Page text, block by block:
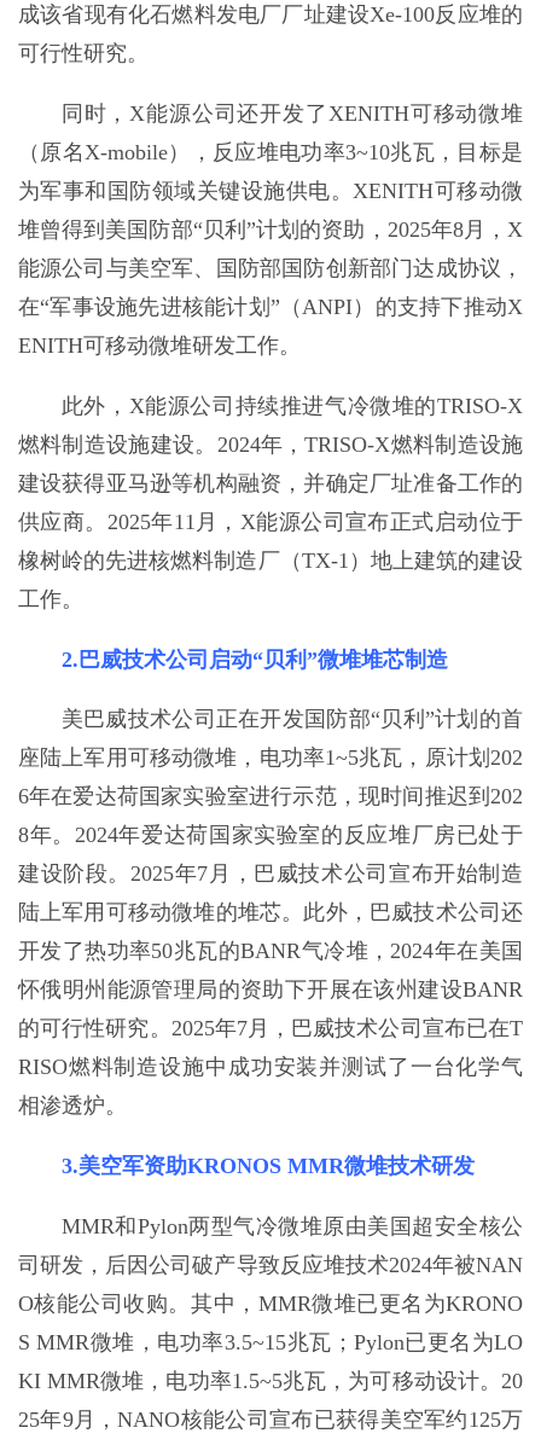
成该省现有化石燃料发电厂厂址建设Xe-100反应堆的
可行性研究。
同时，X能源公司还开发了XENITH可移动微堆
（原名X-mobile），反应堆电功率3~10兆瓦，目标是
为军事和国防领域关键设施供电。XENITH可移动微
堆曾得到美国防部“贝利”计划的资助，2025年8月，X
能源公司与美空军、国防部国防创新部门达成协议，
在“军事设施先进核能计划”（ANPI）的支持下推动X
ENITH可移动微堆研发工作。
此外，X能源公司持续推进气冷微堆的TRISO-X
燃料制造设施建设。2024年，TRISO-X燃料制造设施
建设获得亚马逊等机构融资，并确定厂址准备工作的
供应商。2025年11月，X能源公司宣布正式启动位于
橡树岭的先进核燃料制造厂（TX-1）地上建筑的建设
工作。
2.巴威技术公司启动“贝利”微堆堆芯制造
美巴威技术公司正在开发国防部“贝利”计划的首
座陆上军用可移动微堆，电功率1~5兆瓦，原计划202
6年在爱达荷国家实验室进行示范，现时间推迟到202
8年。2024年爱达荷国家实验室的反应堆厂房已处于
建设阶段。2025年7月，巴威技术公司宣布开始制造
陆上军用可移动微堆的堆芯。此外，巴威技术公司还
开发了热功率50兆瓦的BANR气冷堆，2024年在美国
怀俄明州能源管理局的资助下开展在该州建设BANR
的可行性研究。2025年7月，巴威技术公司宣布已在T
RISO燃料制造设施中成功安装并测试了一台化学气
相渗透炉。
3.美空军资助KRONOS MMR微堆技术研发
MMR和Pylon两型气冷微堆原由美国超安全核公
司研发，后因公司破产导致反应堆技术2024年被NAN
O核能公司收购。其中，MMR微堆已更名为KRONO
S MMR微堆，电功率3.5~15兆瓦；Pylon已更名为LO
KI MMR微堆，电功率1.5~5兆瓦，为可移动设计。20
25年9月，NANO核能公司宣布已获得美空军约125万